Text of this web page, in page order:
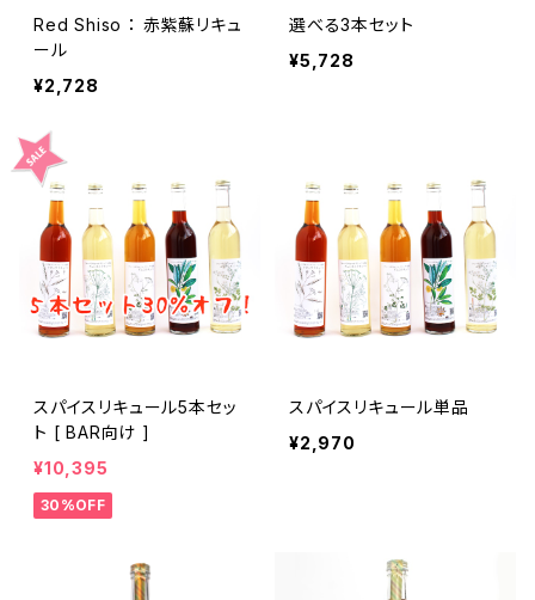
Red Shiso ： 赤紫蘇リキュ
ール
¥2,728
選べる3本セット
¥5,728
スパイスリキュール5本セッ
ト [ BAR向け ]
¥10,395
30%OFF
スパイスリキュール単品
¥2,970